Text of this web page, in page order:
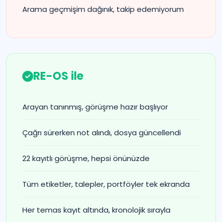
Arama geçmişim dağınık, takip edemiyorum
RE-OS ile
Arayan tanınmış, görüşme hazır başlıyor
Çağrı sürerken not alındı, dosya güncellendi
22 kayıtlı görüşme, hepsi önünüzde
Tüm etiketler, talepler, portföyler tek ekranda
Her temas kayıt altında, kronolojik sırayla